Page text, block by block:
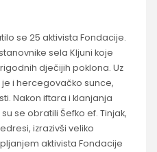
se 25 aktivista Fondacije.
sela Kljuni koje
dječijih poklona. Uz
i hercegovačko sunce,
Nakon iftara i klanjanja
se obratili Šefko ef. Tinjak,
izrazivši veliko
aktivista Fondacije